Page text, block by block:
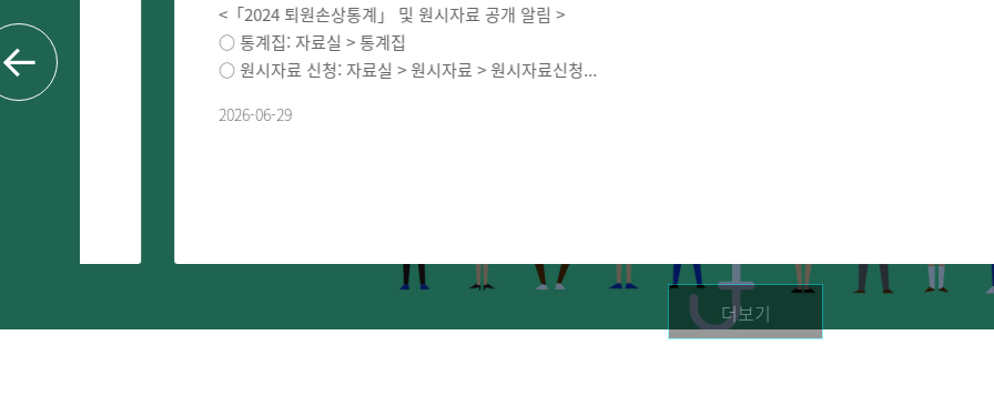
<「2024 퇴원손상통계」 및 원시자료 공개 알림 >
○ 통계집: 자료실 > 통계집
○ 원시자료 신청: 자료실 > 원시자료 > 원시자료신청...
2026-06-29
더보기